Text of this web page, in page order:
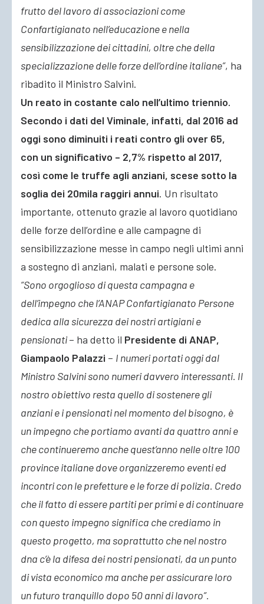
frutto del lavoro di associazioni come
Confartigianato nell’educazione e nella
sensibilizzazione dei cittadini, oltre che della
specializzazione delle forze dell’ordine italiane”, ha
ribadito il Ministro Salvini.
Un reato in costante calo nell’ultimo triennio.
Secondo i dati del Viminale, infatti, dal 2016 ad
oggi sono diminuiti i reati contro gli over 65,
con un significativo – 2,7% rispetto al 2017,
così come le truffe agli anziani, scese sotto la
soglia dei 20mila raggiri annui. Un risultato
importante, ottenuto grazie al lavoro quotidiano
delle forze dell’ordine e alle campagne di
sensibilizzazione messe in campo negli ultimi anni
a sostegno di anziani, malati e persone sole.
“Sono orgoglioso di questa campagna e
dell’impegno che l’ANAP Confartigianato Persone
dedica alla sicurezza dei nostri artigiani e
pensionati– ha detto il Presidente di ANAP,
Giampaolo Palazzi – I numeri portati oggi dal
Ministro Salvini sono numeri davvero interessanti. Il
nostro obiettivo resta quello di sostenere gli
anziani e i pensionati nel momento del bisogno, è
un impegno che portiamo avanti da quattro anni e
che continueremo anche quest’anno nelle oltre 100
province italiane dove organizzeremo eventi ed
incontri con le prefetture e le forze di polizia. Credo
che il fatto di essere partiti per primi e di continuare
con questo impegno significa che crediamo in
questo progetto, ma soprattutto che nel nostro
dna c’è la difesa dei nostri pensionati, da un punto
di vista economico ma anche per assicurare loro
un futuro tranquillo dopo 50 anni di lavoro”.